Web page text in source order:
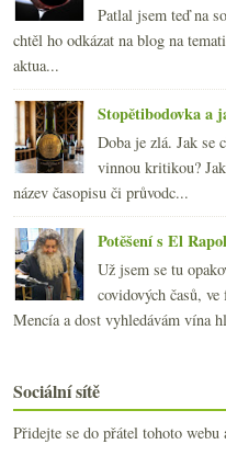
Patlal jsem teď na
chtěl ho odkázat na blog na
aktua...
Stopětibodovka a
Doba je zlá. Jak se
vinnou kritikou?
název časopisu či průvodc...
Potěšení s El
Už jsem se tu
covidových časů,
Mencía a dost vyhledávám vína
Sociální sítě
Přidejte se do přátel tohoto